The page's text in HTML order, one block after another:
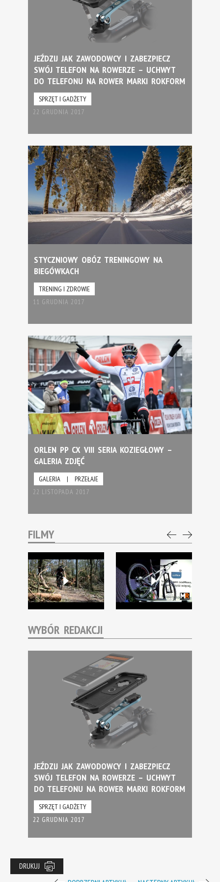
JEŹDZIJ JAK ZAWODOWCY I ZABEZPIECZ
SWÓJ TELEFON NA ROWERZE – UCHWYT
DO TELEFONU NA ROWER MARKI ROKFORM
SPRZĘT I GADŻETY
22 GRUDNIA 2017
STYCZNIOWY OBÓZ TRENINGOWY NA
BIEGÓWKACH
TRENING I ZDROWIE
11 GRUDNIA 2017
ORLEN PP CX VIII SERIA KOZIEGŁOWY –
GALERIA ZDJĘĆ
GALERIA |
PRZEŁAJE
22 LISTOPADA 2017
FILMY
WYBÓR REDAKCJI
JEŹDZIJ JAK ZAWODOWCY I ZABEZPIECZ
SWÓJ TELEFON NA ROWERZE – UCHWYT
DO TELEFONU NA ROWER MARKI ROKFORM
SPRZĘT I GADŻETY
22 GRUDNIA 2017
DRUKUJ